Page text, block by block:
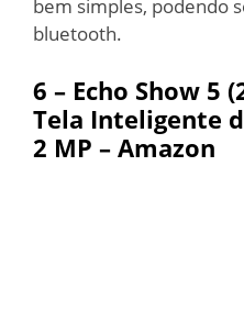
bem simples, podendo
bluetooth.
6 – Echo Show 5
Tela Inteligente
2 MP – Amazon